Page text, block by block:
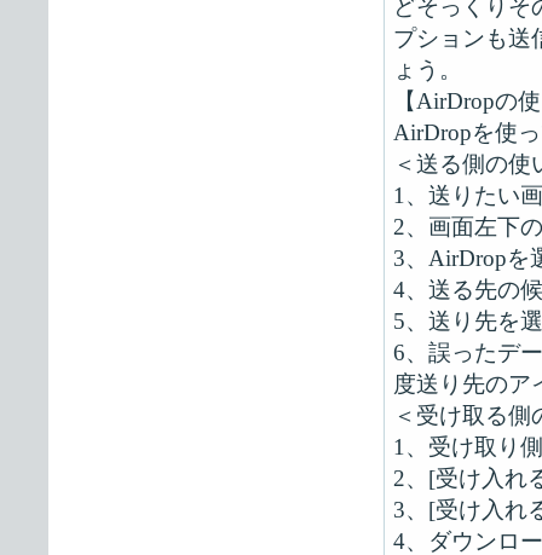
どそっくりそ
プションも送
ょう。
【AirDropの
AirDropを使
＜送る側の使
1、送りたい
2、画面左下
3、AirDropを
4、送る先の
5、送り先を
6、誤ったデ
度送り先のア
＜受け取る側
1、受け取り
2、[受け入れ
3、[受け入れ
4、ダウンロ